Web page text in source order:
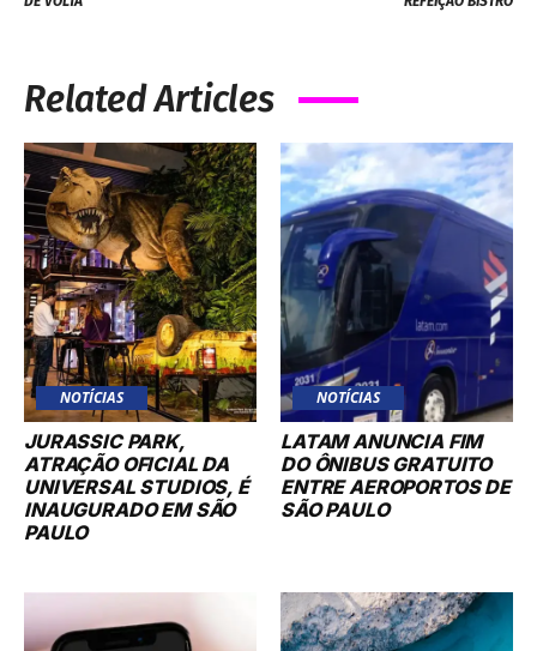
Related Articles
NOTÍCIAS
JURASSIC PARK,
ATRAÇÃO OFICIAL DA
UNIVERSAL STUDIOS, É
INAUGURADO EM SÃO
PAULO
NOTÍCIAS
LATAM ANUNCIA FIM
DO ÔNIBUS GRATUITO
ENTRE AEROPORTOS DE
SÃO PAULO